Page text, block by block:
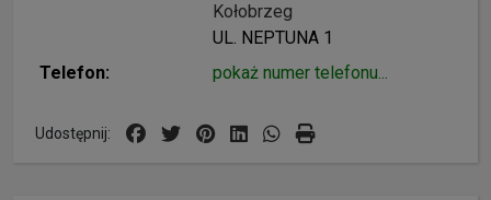
Kołobrzeg
UL. NEPTUNA 1
Telefon:
pokaż numer telefonu...
Udostępnij: